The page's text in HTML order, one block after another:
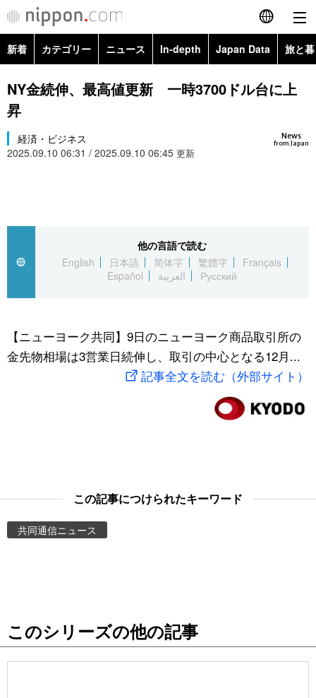
English
简体字
Русский
カテゴリー
国際
社会
文化
アーカイブ
Japan Data
旅と暮らし
動画/Live
Images
People
公式SNS
新着 カテゴリー ニュース In-depth Japan Data 旅と
政治・外交
経済・ビジネス
国際・海外
文化
科学・技術
暮らし
スポーツ・東京2020
Topics
NY金続伸、最高値更新 一時3700ドル台に上
昇
News
from Japan
経済・ビジネス
2025.09.10 06:31 / 2025.09.10 06:45 更新
他の言語で読む
English
日本語 简体字 繁體字
Français
Español
العربية Русский
【ニューヨーク共同】9日のニューヨーク商品取引所の
金先物相場は3営業日続伸し、取引の中心となる12月...
記事全文を読む（外部サイト）
この記事につけられたキーワード
共同通信ニュース
このシリーズの他の記事